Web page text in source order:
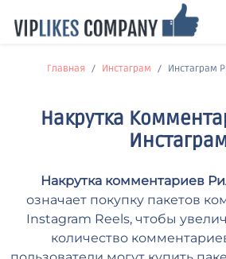
Главная Инстаграм Инстаграм
Накрутка
Накрутка комментариев
означает покупку пакетов
Instagram Reels, чтобы
количество